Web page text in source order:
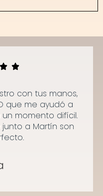
con tus manos,
que me ayudó a
momento difícil.
a Martín son